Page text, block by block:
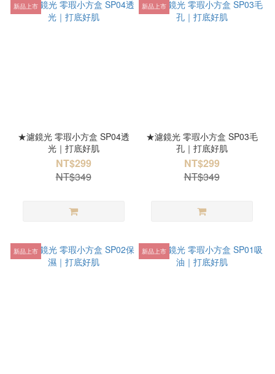
新品上市
★濾鏡光 零瑕小方盒 SP04透
光｜打底好肌
NT$299
NT$349
新品上市
★濾鏡光 零瑕小方盒 SP03毛
孔｜打底好肌
NT$299
NT$349
新品上市 新品上市